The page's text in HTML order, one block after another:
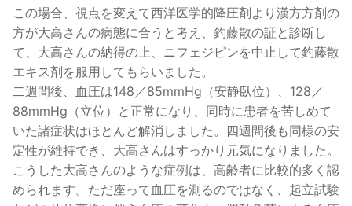
この場合、視点を変えて西洋医学的降圧剤より漢方方剤の
方が大高さんの病態に合うと考え、釣藤散の証と診断し
て、大高さんの納得の上、ニフェジピンを中止して釣藤散
エキス剤を服用してもらいました。
二週間後、血圧は148／85mmHg（安静臥位）、128／
88mmHg（立位）と正常になり、同時に患者を苦しめて
いた諸症状はほとんど解消しました。四週間後も同様の安
定性が維持でき、大高さんはすっかり元気になりました。
こうした大高さんのような症例は、高齢者に比較的多く認
められます。ただ座って血圧を測るのではなく、起立試験